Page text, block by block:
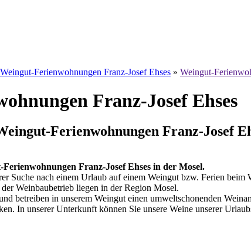
Weingut-Ferienwohnungen Franz-Josef Ehses » Weingut-
Franz-Josef Ehses
Ferienwohnungen Franz-Josef
Franz-Josef Ehses in der Mosel.
Suche nach einem Urlaub auf einem Weingut bzw. Ferien
Weinbaubetrieb liegen in der Region Mosel.
betreiben in unserem Weingut einen umweltschonenden
In unserer Unterkunft können Sie unsere Weine unserer